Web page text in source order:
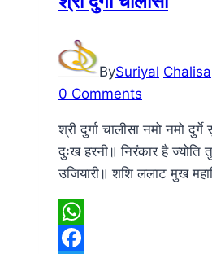
BySuriyal Chalisa
0 Comments
श्री दुर्गा चालीसा नमो नमो
दुःख हरनी॥ निरंकार है ज्योति
उजियारी॥ शशि ललाट मुख
WhatsApp